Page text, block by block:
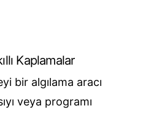
Kaplamalar
bir algılama aracı
veya programı